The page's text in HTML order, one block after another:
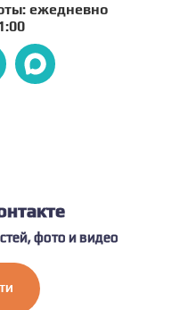
ежедневно
фото и видео